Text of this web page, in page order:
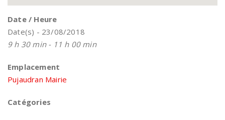
Date / Heure
Date(s) - 23/08/2018
9 h 30 min - 11 h 00 min
Emplacement
Pujaudran Mairie
Catégories